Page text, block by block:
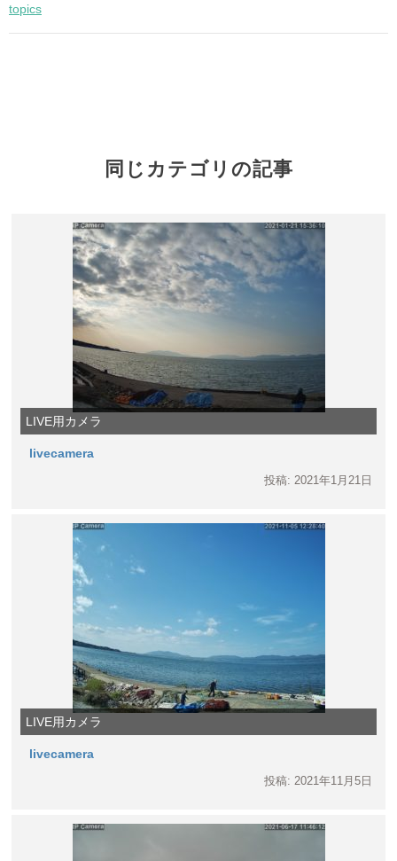
topics
同じカテゴリの記事
LIVE用カメラ
livecamera
投稿: 2021年1月21日
LIVE用カメラ
livecamera
投稿: 2021年11月5日